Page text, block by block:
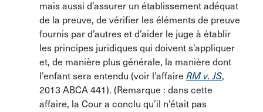
mais aussi d’assurer un établissement adéquat
de la preuve, de vérifier les éléments de preuve
fournis par d’autres et d’aider le juge à établir
les principes juridiques qui doivent s’appliquer
et, de manière plus générale, la manière dont
l’enfant sera entendu (voir l’affaire RM v. JS,
2013 ABCA 441). (Remarque : dans cette
affaire, la Cour a conclu qu’il n’était pas